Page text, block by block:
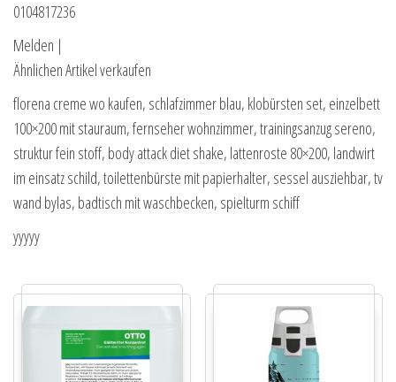
0104817236
Melden |
Ähnlichen Artikel verkaufen
florena creme wo kaufen, schlafzimmer blau, klobürsten set, einzelbett
100×200 mit stauraum, fernseher wohnzimmer, trainingsanzug sereno,
struktur fein stoff, body attack diet shake, lattenroste 80×200, landwirt
im einsatz schild, toilettenbürste mit papierhalter, sessel ausziehbar, tv
wand bylas, badtisch mit waschbecken, spielturm schiff
yyyyy